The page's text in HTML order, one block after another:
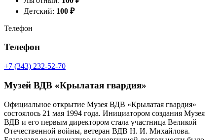
Детский: 100 ₽
Телефон
Телефон
+7 (343) 232-52-70
Музей ВДВ «Крылатая гвардия»
Официальное открытие Музея ВДВ «Крылатая гвардия»
состоялось 21 мая 1994 года. Инициатором создания Музея
ВДВ и его первым директором стала участница Великой
Отечественной войны, ветеран ВДВ Н. И. Михайлова.